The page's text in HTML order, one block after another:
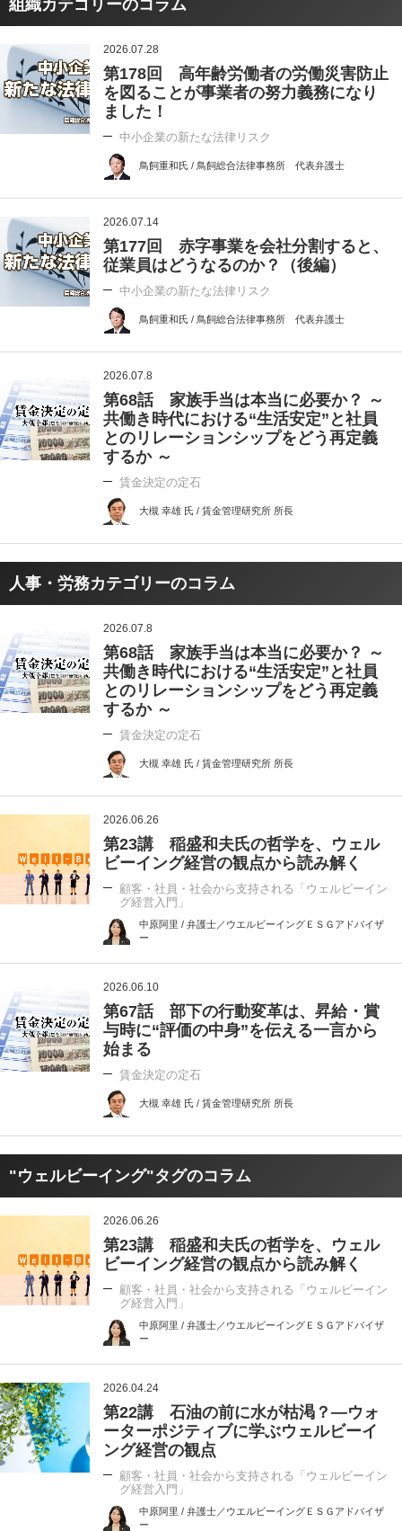
組織カテゴリーのコラム
2026.07.28
第178回 高年齢労働者の労働災害防止
を図ることが事業者の努力義務になり
ました！
中小企業の新たな法律リスク
鳥飼重和氏 / 鳥飼総合法律事務所 代表弁護士
2026.07.14
第177回 赤字事業を会社分割すると、
従業員はどうなるのか？（後編）
中小企業の新たな法律リスク
鳥飼重和氏 / 鳥飼総合法律事務所 代表弁護士
2026.07.8
第68話 家族手当は本当に必要か？ ～
共働き時代における“生活安定”と社員
とのリレーションシップをどう再定義
するか ～
賃金決定の定石
大槻 幸雄 氏 / 賃金管理研究所 所長
人事・労務カテゴリーのコラム
2026.07.8
第68話 家族手当は本当に必要か？ ～
共働き時代における“生活安定”と社員
とのリレーションシップをどう再定義
するか ～
賃金決定の定石
大槻 幸雄 氏 / 賃金管理研究所 所長
2026.06.26
第23講 稲盛和夫氏の哲学を、ウェル
ビーイング経営の観点から読み解く
顧客・社員・社会から支持される「ウェルビーイン
グ経営入門」
中原阿里 / 弁護士／ウエルビーイングＥＳＧアドバイザ
ー
2026.06.10
第67話 部下の行動変革は、昇給・賞
与時に“評価の中身”を伝える一言から
始まる
賃金決定の定石
大槻 幸雄 氏 / 賃金管理研究所 所長
"ウェルビーイング"タグのコラム
2026.06.26
第23講 稲盛和夫氏の哲学を、ウェル
ビーイング経営の観点から読み解く
顧客・社員・社会から支持される「ウェルビーイン
グ経営入門」
中原阿里 / 弁護士／ウエルビーイングＥＳＧアドバイザ
ー
2026.04.24
第22講 石油の前に水が枯渇？―ウォ
ーターポジティブに学ぶウェルビーイ
ング経営の観点
顧客・社員・社会から支持される「ウェルビーイン
グ経営入門」
中原阿里 / 弁護士／ウエルビーイングＥＳＧアドバイザ
ー